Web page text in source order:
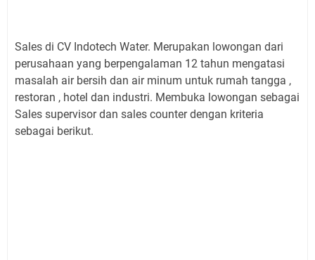
Sales di CV Indotech Water. Merupakan lowongan dari
perusahaan yang berpengalaman 12 tahun mengatasi
masalah air bersih dan air minum untuk rumah tangga ,
restoran , hotel dan industri. Membuka lowongan sebagai
Sales supervisor dan sales counter dengan kriteria
sebagai berikut.